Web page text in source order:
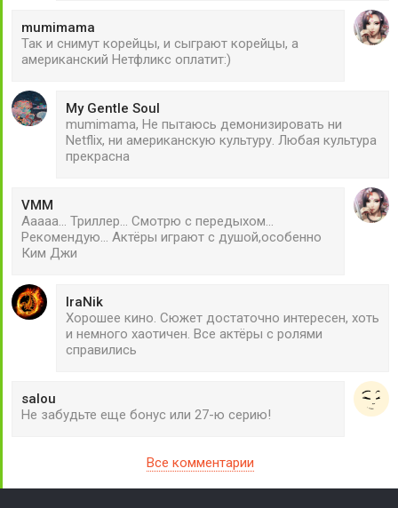
mumimama
Так и снимут корейцы, и сыграют корейцы, а
американский Нетфликс оплатит:)
My Gentle Soul
mumimama, Не пытаюсь демонизировать ни
Netflix, ни американскую культуру. Любая культура
прекрасна
VMM
Ааааа... Триллер... Смотрю с передыхом...
Рекомендую... Актёры играют с душой,особенно
Ким Джи
IraNik
Хорошее кино. Сюжет достаточно интересен, хоть
и немного хаотичен. Все актёры с ролями
справились
salou
Не забудьте еще бонус или 27-ю серию!
Все комментарии